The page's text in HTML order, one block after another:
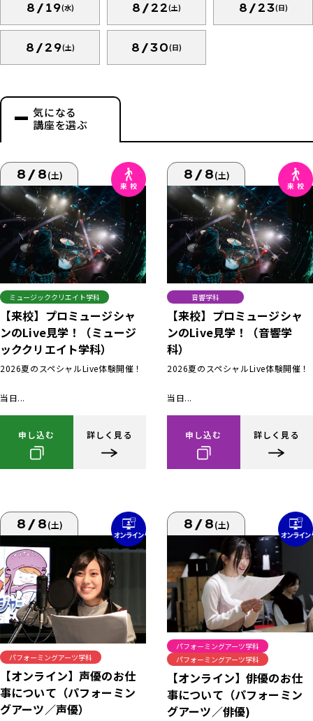
8/19(水) 8/22(土) 8/23(日)
8/29(土) 8/30(日)
気になる
講座を選ぶ
8/8(土)
ミュージッククリエイト学科
【来校】プロミュージシャ
ンのLive見学！（ミュージ
ッククリエイト学科）
2026夏のスペシャルLive体験開催！
当日...
申し込む 詳しく見る
8/8(土)
音響学科
【来校】プロミュージシャ
ンのLive見学！（音響学
科）
2026夏のスペシャルLive体験開催！
当日...
申し込む 詳しく見る
8/8(土)
パフォーミングアーツ学科
【オンライン】声優のお仕
事について（パフォーミン
グアーツ／声優）
8/8(土)
パフォーミングアーツ学科
パフォーミングアーツ学科
【オンライン】俳優のお仕
事について（パフォーミン
グアーツ／俳優)